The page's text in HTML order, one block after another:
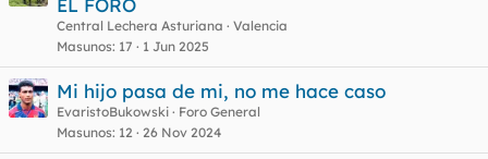
Central Lechera Asturiana
Valencia
Masunos 17 1 Jun 2025
Mi hijo pasa de mi, no me hace caso
EvaristoBukowski
Foro General
Masunos 12 26 Nov 2024